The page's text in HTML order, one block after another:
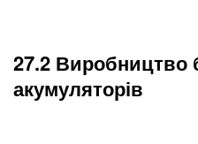
27.2 Виробництво
акумуляторів